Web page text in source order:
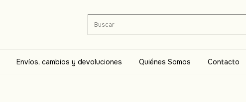
Envíos, cambios y devoluciones Quiénes Somos Contacto